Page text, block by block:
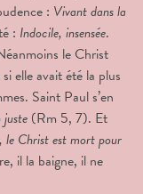
: Vivant dans la
: Indocile, insensée.
le Christ
elle avait été la plus
Saint Paul s’en
(Rm 5, 7). Et
le Christ est mort pour
il la baigne, il ne